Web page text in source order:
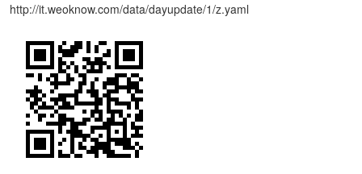
http://it.weoknow.com/data/dayupdate/1/z.yaml